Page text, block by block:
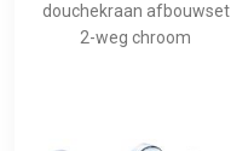
douchekraan afbouwset
2-weg chroom